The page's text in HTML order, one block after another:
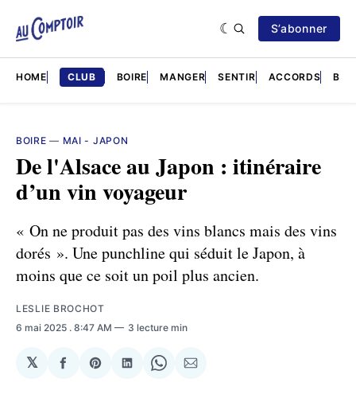
S’abonner
HOME CLUB BOIRE MANGER SENTIR ACCORDS
BOIRE — MAI - JAPON
De l'Alsace au Japon : itinéraire
d’un vin voyageur
« On ne produit pas des vins blancs mais des vins
dorés ». Une punchline qui séduit le Japon, à
moins que ce soit un poil plus ancien.
LESLIE BROCHOT
6 mai 2025 . 8:47 AM 3 lecture min
𝕏
Partager
SharePartager
SharePartager